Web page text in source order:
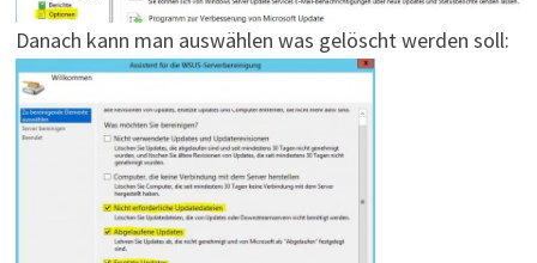
Danach kann man auswählen was gelöscht werden soll: